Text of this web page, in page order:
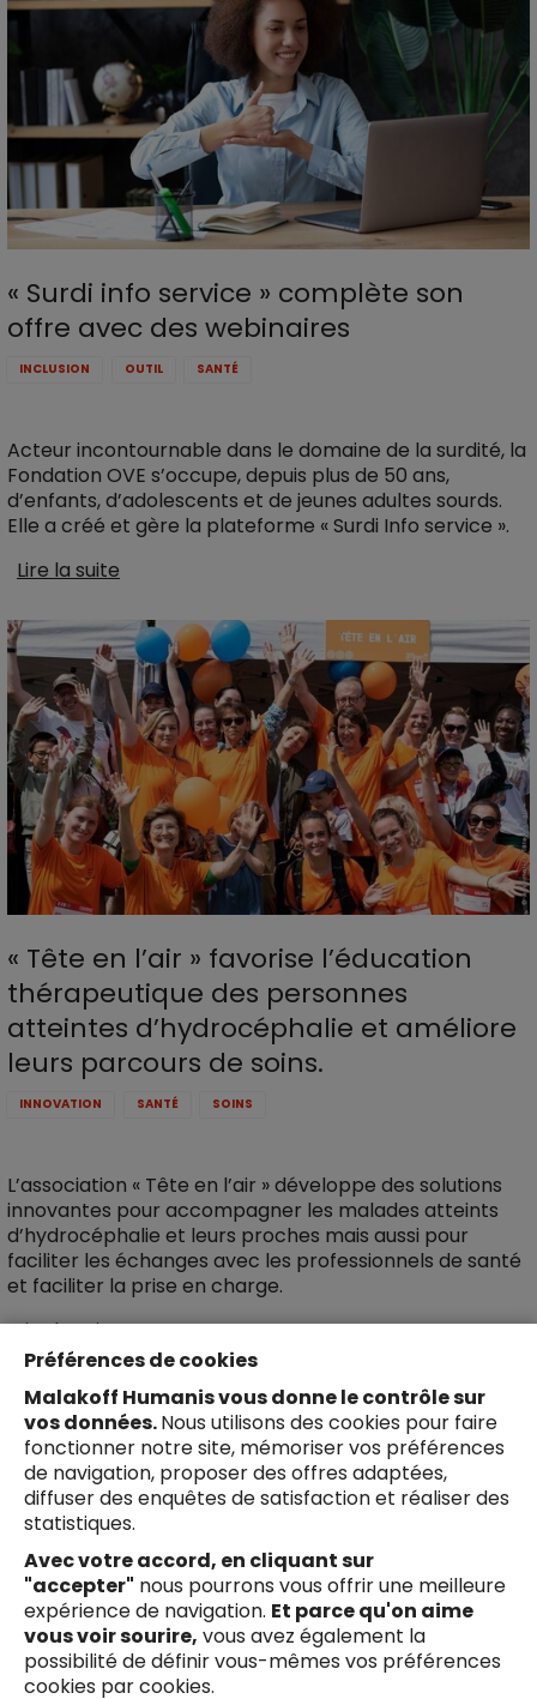
Préférences de cookies
Malakoff Humanis vous donne le contrôle sur
vos données.Nous utilisons des cookies pour faire
fonctionner notre site, mémoriser vos préférences
de navigation, proposer des offres adaptées,
diffuser des enquêtes de satisfaction et réaliser des
statistiques.
Avec votre accord, en cliquant sur
"accepter" nous pourrons vous offrir une meilleure
expérience de navigation. Et parce qu'on aime
vous voir sourire, vous avez également la
possibilité de définir vous-mêmes vos préférences
cookies par cookies.
« Surdi info service » complète son
offre avec des webinaires
INCLUSION OUTIL SANTÉ
Acteur incontournable dans le domaine de la surdité, la
Fondation OVE s’occupe, depuis plus de 50 ans,
d’enfants, d’adolescents et de jeunes adultes sourds.
Elle a créé et gère la plateforme « Surdi Info service ».
Lire la suite
« Tête en l’air » favorise l’éducation
thérapeutique des personnes
atteintes d’hydrocéphalie et améliore
leurs parcours de soins.
INNOVATION SANTÉ SOINS
L’association « Tête en l’air » développe des solutions
innovantes pour accompagner les malades atteints
d’hydrocéphalie et leurs proches mais aussi pour
faciliter les échanges avec les professionnels de santé
et faciliter la prise en charge.
Lire la suite
Afficher plus
Liens en bas de page
Mentions légales
Suivez-nous !
FacebookYoutube